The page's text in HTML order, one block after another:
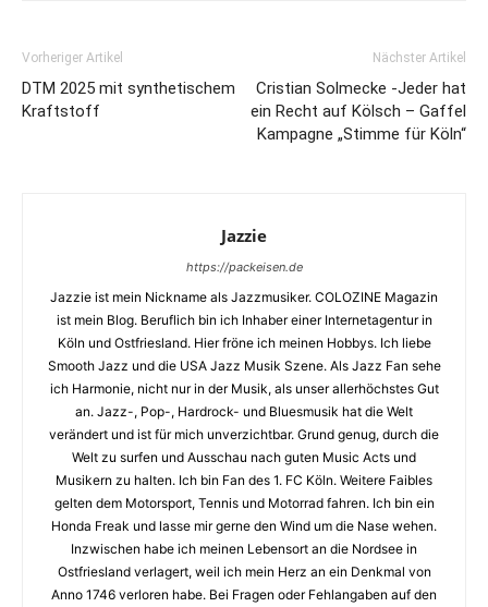
Vorheriger Artikel
DTM 2025 mit synthetischem
Kraftstoff
Nächster Artikel
Cristian Solmecke -Jeder hat
ein Recht auf Kölsch – Gaffel
Kampagne „Stimme für Köln“
Jazzie
https://packeisen.de
Jazzie ist mein Nickname als Jazzmusiker. COLOZINE Magazin
ist mein Blog. Beruflich bin ich Inhaber einer Internetagentur in
Köln und Ostfriesland. Hier fröne ich meinen Hobbys. Ich liebe
Smooth Jazz und die USA Jazz Musik Szene. Als Jazz Fan sehe
ich Harmonie, nicht nur in der Musik, als unser allerhöchstes Gut
an. Jazz-, Pop-, Hardrock- und Bluesmusik hat die Welt
verändert und ist für mich unverzichtbar. Grund genug, durch die
Welt zu surfen und Ausschau nach guten Music Acts und
Musikern zu halten. Ich bin Fan des 1. FC Köln. Weitere Faibles
gelten dem Motorsport, Tennis und Motorrad fahren. Ich bin ein
Honda Freak und lasse mir gerne den Wind um die Nase wehen.
Inzwischen habe ich meinen Lebensort an die Nordsee in
Ostfriesland verlagert, weil ich mein Herz an ein Denkmal von
Anno 1746 verloren habe. Bei Fragen oder Fehlangaben auf den